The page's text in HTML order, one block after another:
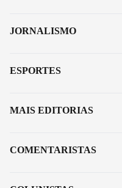
JORNALISMO
ESPORTES
MAIS EDITORIAS
COMENTARISTAS